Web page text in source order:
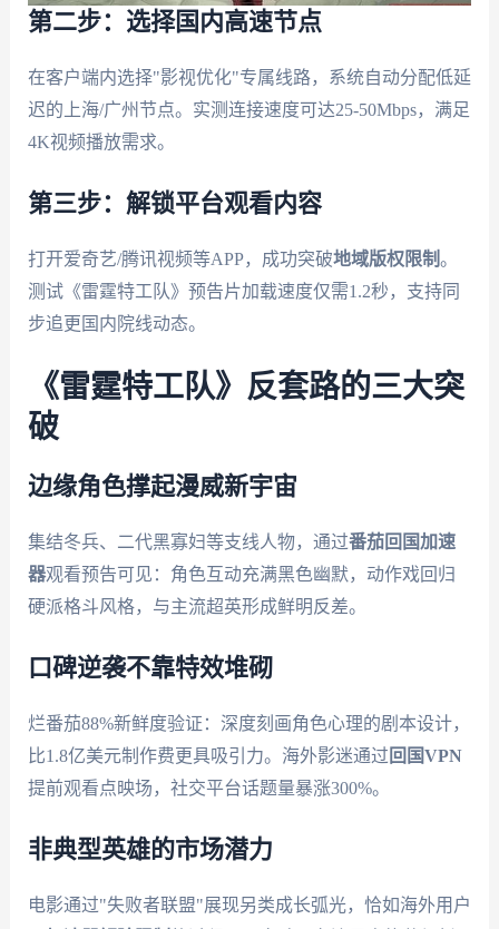
第二步：选择国内高速节点
在客户端内选择"影视优化"专属线路，系统自动分配低延
迟的上海/广州节点。实测连接速度可达25-50Mbps，满足
4K视频播放需求。
第三步：解锁平台观看内容
打开爱奇艺/腾讯视频等APP，成功突破地域版权限制。
测试《雷霆特工队》预告片加载速度仅需1.2秒，支持同
步追更国内院线动态。
《雷霆特工队》反套路的三大突
破
边缘角色撑起漫威新宇宙
集结冬兵、二代黑寡妇等支线人物，通过番茄回国加速
器观看预告可见：角色互动充满黑色幽默，动作戏回归
硬派格斗风格，与主流超英形成鲜明反差。
口碑逆袭不靠特效堆砌
烂番茄88%新鲜度验证：深度刻画角色心理的剧本设计，
比1.8亿美元制作费更具吸引力。海外影迷通过 回国VPN
提前观看点映场，社交平台话题量暴涨300%。
非典型英雄的市场潜力
电影通过"失败者联盟"展现另类成长弧光，恰如海外用户